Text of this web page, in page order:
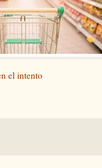
el intento